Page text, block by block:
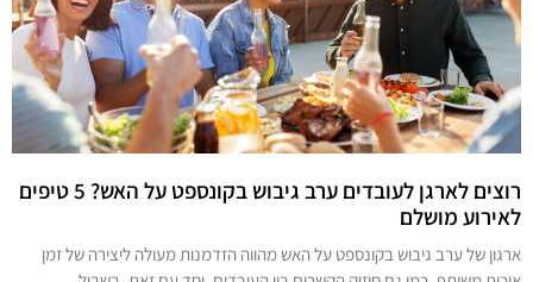
רוצים לארגן לעובדים ערב גיבוש בקונספט על האש? 5 טיפים
לאירוע מושלם
ארגון של ערב גיבוש בקונספט על האש מהווה הזדמנות מעולה ליצירה של זמן